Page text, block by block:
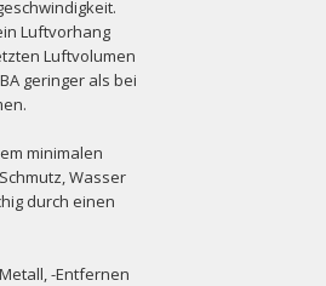
Luftvorhang
Luftvolumen
geringer als bei
minimalen
Wasser
durch einen
-Entfernen